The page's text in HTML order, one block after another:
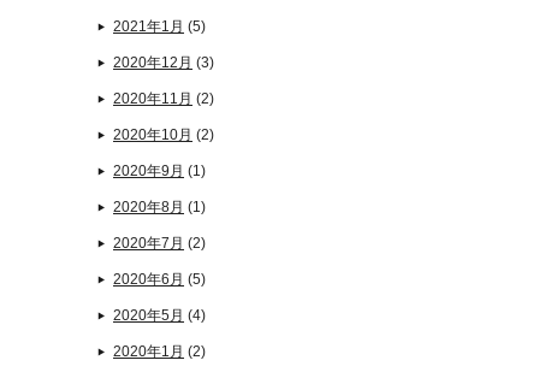
2021年1月 (5)
2020年12月 (3)
2020年11月 (2)
2020年10月 (2)
2020年9月 (1)
2020年8月 (1)
2020年7月 (2)
2020年6月 (5)
2020年5月 (4)
2020年1月 (2)